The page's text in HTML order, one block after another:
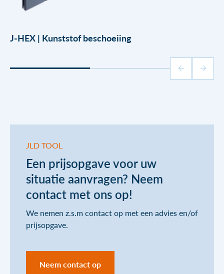
J-HEX | Kunststof beschoeiing
JLD TOOL
Een prijsopgave voor uw
situatie aanvragen? Neem
contact met ons op!
We nemen z.s.m contact op met een advies en/of
prijsopgave.
Neem contact op